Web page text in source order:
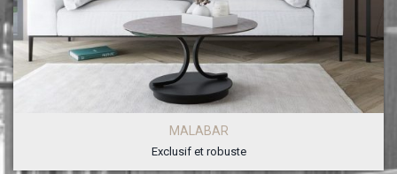
MALABAR
Exclusif et robuste